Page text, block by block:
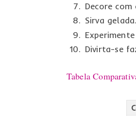
Decore com
Sirva gelada.
Divirta-se
Tabela